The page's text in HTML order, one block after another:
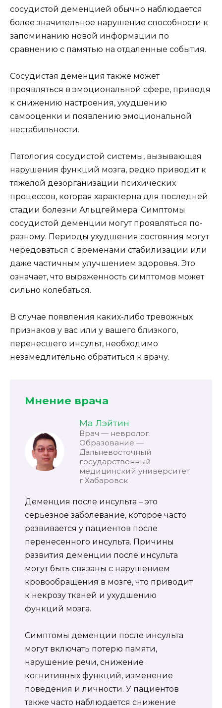
сосудистой деменцией обычно наблюдается
более значительное нарушение способности к
запоминанию новой информации по
сравнению с памятью на отдаленные события.
Сосудистая деменция также может
проявляться в эмоциональной сфере, приводя
к снижению настроения, ухудшению
самооценки и появлению эмоциональной
нестабильности.
Патология сосудистой системы, вызывающая
нарушения функций мозга, редко приводит к
тяжелой дезорганизации психических
процессов, которая характерна для последней
стадии болезни Альцгеймера. Симптомы
сосудистой деменции могут проявляться по-
разному. Периоды ухудшения состояния могут
чередоваться с временами стабилизации или
даже частичным улучшением здоровья. Это
означает, что выраженность симптомов может
сильно колебаться.
В случае появления каких-либо тревожных
признаков у вас или у вашего близкого,
перенесшего инсульт, необходимо
незамедлительно обратиться к врачу.
Мнение врача
Ма Лэйтин
Врач — невролог.
Образование —
Дальневосточный
государственный
медицинский университет
г.Хабаровск
Деменция после инсульта – это
серьезное заболевание, которое часто
развивается у пациентов после
перенесенного инсульта. Причины
развития деменции после инсульта
могут быть связаны с нарушением
кровообращения в мозге, что приводит
к некрозу тканей и ухудшению
функций мозга.
Симптомы деменции после инсульта
могут включать потерю памяти,
нарушение речи, снижение
когнитивных функций, изменение
поведения и личности. У пациентов
также часто наблюдается снижение